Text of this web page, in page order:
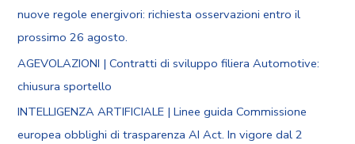
nuove regole energivori: richiesta osservazioni entro il
prossimo 26 agosto.
AGEVOLAZIONI | Contratti di sviluppo filiera Automotive:
chiusura sportello
INTELLIGENZA ARTIFICIALE | Linee guida Commissione
europea obblighi di trasparenza AI Act. In vigore dal 2